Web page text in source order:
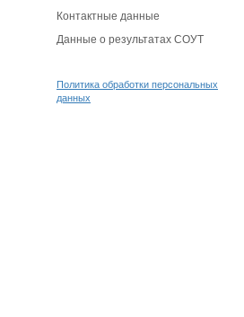
Контактные данные
Данные о результатах СОУТ
Политика обработки персональных
данных